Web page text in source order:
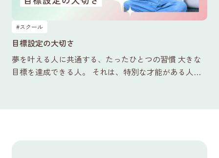
#スクール
目標設定の大切さ
夢を叶える人に共通する、たったひとつの習慣 大きな
目標を達成できる人。 それは、特別な才能がある人で